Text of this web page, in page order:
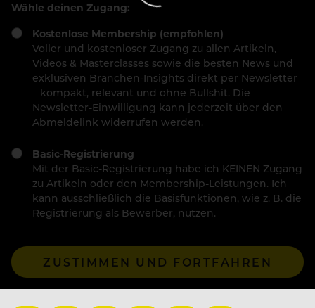
Wähle deinen Zugang:
Kostenlose Membership (empfohlen)
Voller und kostenloser Zugang zu allen Artikeln,
Videos & Masterclasses sowie die besten News und
exklusiven Branchen-Insights direkt per Newsletter
– kompakt, relevant und ohne Bullshit. Die
Newsletter-Einwilligung kann jederzeit über den
Abmeldelink widerrufen werden.
Basic-Registrierung
Mit der Basic-Registrierung habe ich KEINEN Zugang
zu Artikeln oder den Membership-Leistungen. Ich
kann ausschließlich die Basisfunktionen, wie z. B. die
Registrierung als Bewerber, nutzen.
ZUSTIMMEN UND FORTFAHREN